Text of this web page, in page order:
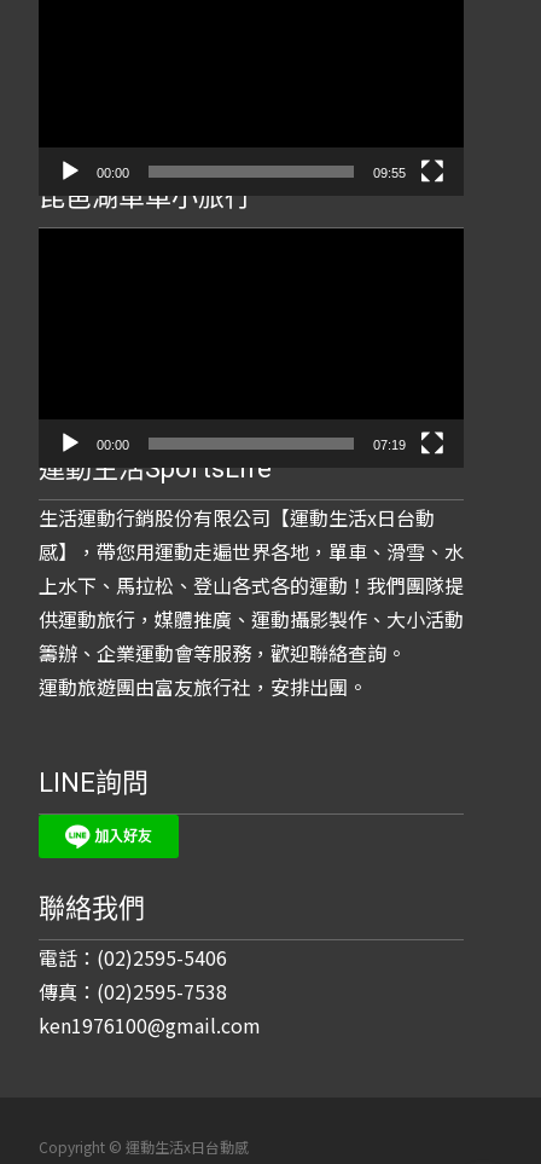
00:00 09:55
琵琶湖單車小旅行
00:00 07:19
運動生活SportsLife
生活運動行銷股份有限公司【運動生活x日台動
感】，帶您用運動走遍世界各地，單車、滑雪、水
上水下、馬拉松、登山各式各的運動！我們團隊提
供運動旅行，媒體推廣、運動攝影製作、大小活動
籌辦、企業運動會等服務，歡迎聯絡查詢。
運動旅遊團由富友旅行社，安排出團。
LINE詢問
聯絡我們
電話：(02)2595-5406
傳真：(02)2595-7538
ken1976100@gmail.com
Copyright © 運動生活x日台動感